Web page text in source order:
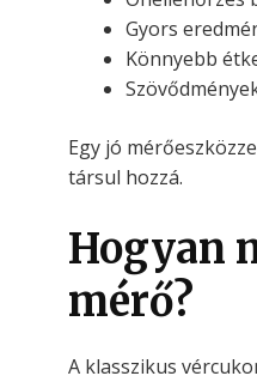
Gyors
Könnyebb
Egy jó
társul hozzá.
Hogyan
mérő?
A klasszikus